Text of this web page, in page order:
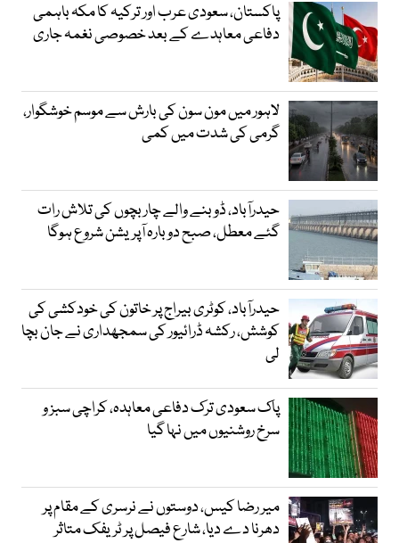
پاکستان، سعودی عرب اور ترکیہ کا مکہ باہمی
دفاعی معاہدے کے بعد خصوصی نغمہ جاری
لاہور میں مون سون کی بارش سے موسم خوشگوار،
گرمی کی شدت میں کمی
حیدرآباد، ڈوبنے والے چار بچوں کی تلاش رات
گئے معطل، صبح دوبارہ آپریشن شروع ہوگا
حیدرآباد، کوٹری بیراج پر خاتون کی خودکشی کی
کوشش، رکشہ ڈرائیور کی سمجھداری نے جان بچا
لی
پاک سعودی ترک دفاعی معاہدہ، کراچی سبز و
سرخ روشنیوں میں نہا گیا
میر رضا کیس، دوستوں نے نرسری کے مقام پر
دھرنا دے دیا، شارع فیصل پر ٹریفک متاثر